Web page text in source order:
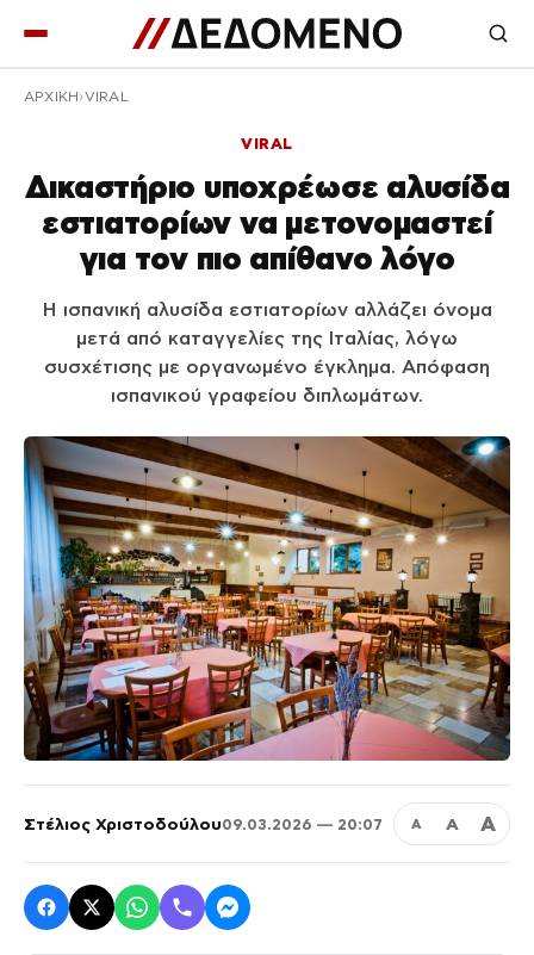
ΑΡΧΙΚΉ VIRAL
VIRAL
Δικαστήριο υποχρέωσε αλυσίδα
εστιατορίων να μετονομαστεί
για τον πιο απίθανο λόγο
Η ισπανική αλυσίδα εστιατορίων αλλάζει όνομα
μετά από καταγγελίες της Ιταλίας, λόγω
συσχέτισης με οργανωμένο έγκλημα. Απόφαση
ισπανικού γραφείου διπλωμάτων.
Στέλιος Χριστοδούλου09.03.2026 — 20:07 Α Α Α